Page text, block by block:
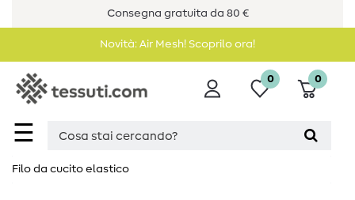
Consegna gratuita da 80 €
Novità: Air Mesh! Scoprilo ora!
☰
0 0
Filo da cucito elastico